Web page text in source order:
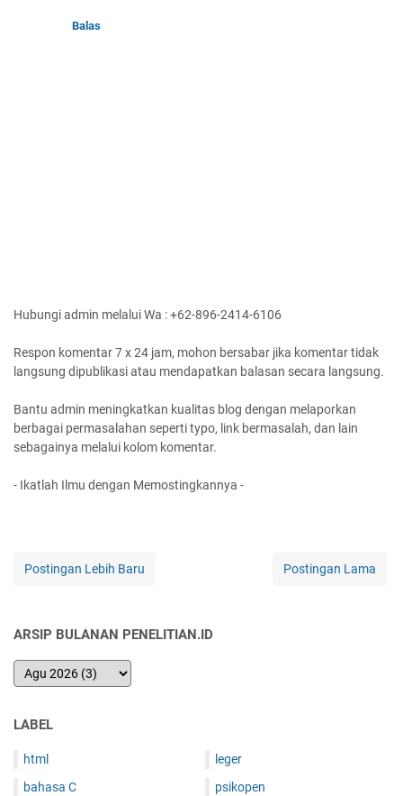
Balas
Hubungi admin melalui Wa : +62-896-2414-6106
Respon komentar 7 x 24 jam, mohon bersabar jika komentar tidak
langsung dipublikasi atau mendapatkan balasan secara langsung.
Bantu admin meningkatkan kualitas blog dengan melaporkan
berbagai permasalahan seperti typo, link bermasalah, dan lain
sebagainya melalui kolom komentar.
- Ikatlah Ilmu dengan Memostingkannya -
Postingan Lebih Baru Postingan Lama
ARSIP BULANAN PENELITIAN.ID
LABEL
html
bahasa C
leger
psikopen